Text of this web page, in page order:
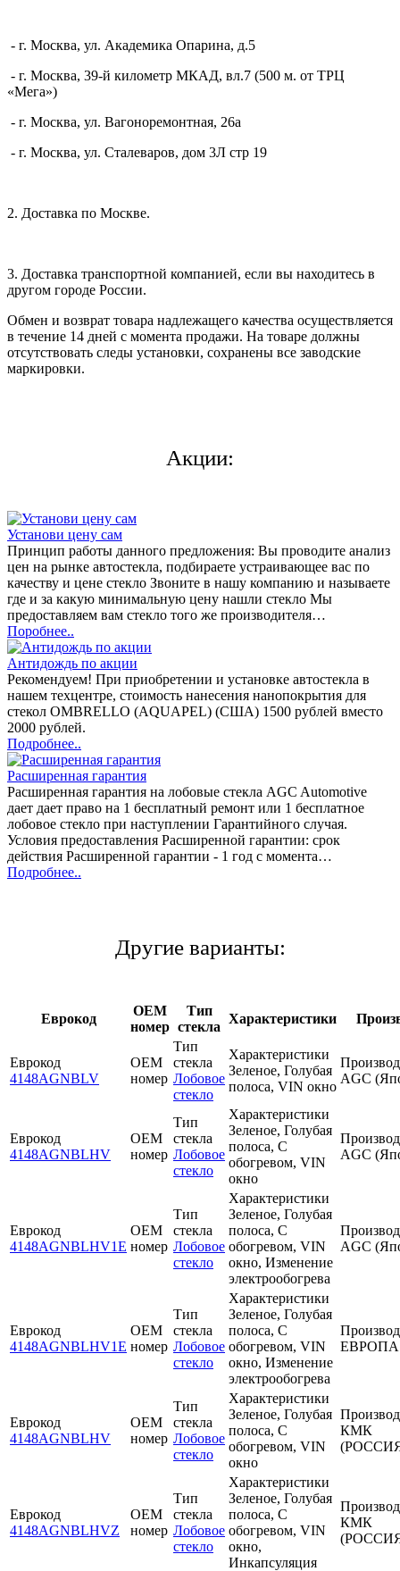
- г. Москва, ул. Академика Опарина, д.5
- г. Москва, 39-й километр МКАД, вл.7 (500 м. от ТРЦ
«Мега»)
- г. Москва, ул. Вагоноремонтная, 26а
- г. Москва, ул. Сталеваров, дом 3Л стр 19
2. Доставка по Москве.
3. Доставка транспортной компанией, если вы находитесь в
другом городе России.
Обмен и возврат товара надлежащего качества осуществляется
в течение 14 дней с момента продажи. На товаре должны
отсутствовать следы установки, сохранены все заводские
маркировки.
Акции:
Установи цену сам
Принцип работы данного предложения: Вы проводите анализ
цен на рынке автостекла, подбираете устраивающее вас по
качеству и цене стекло Звоните в нашу компанию и называете
где и за какую минимальную цену нашли стекло Мы
предоставляем вам стекло того же производителя…
Поробнее..
Антидождь по акции
Рекомендуем! При приобретении и установке автостекла в
нашем техцентре, стоимость нанесения нанопокрытия для
стекол OMBRELLO (AQUAPEL) (США) 1500 рублей вместо
2000 рублей.
Подробнее..
Расширенная гарантия
Расширенная гарантия на лобовые стекла AGC Automotive
дает дает право на 1 бесплатный ремонт или 1 бесплатное
лобовое стекло при наступлении Гарантийного случая.
Условия предоставления Расширенной гарантии: срок
действия Расширенной гарантии - 1 год с момента…
Подробнее..
Другие варианты:
Еврокод
OEM
номер
Тип
стекла
Характеристики
Еврокод
4148AGNBLV
OEM
номер
Тип
стекла
Лобовое
стекло
Характеристики
Зеленое, Голубая
полоса, VIN окно
AGC
Еврокод
4148AGNBLHV
OEM
номер
Тип
стекла
Лобовое
стекло
Характеристики
Зеленое, Голубая
полоса, С
обогревом, VIN
окно
AGC
Еврокод
4148AGNBLHV1E
OEM
номер
Тип
стекла
Лобовое
стекло
Характеристики
Зеленое, Голубая
полоса, С
обогревом, VIN
окно, Изменение
электрообогрева
AGC
Еврокод
4148AGNBLHV1E
OEM
номер
Тип
стекла
Лобовое
стекло
Характеристики
Зеленое, Голубая
полоса, С
обогревом, VIN
окно, Изменение
электрообогрева
ЕВРОПА
Еврокод
4148AGNBLHV
OEM
номер
Тип
стекла
Лобовое
стекло
Характеристики
Зеленое, Голубая
полоса, С
обогревом, VIN
окно
КМК
Еврокод
4148AGNBLHVZ
OEM
номер
Тип
стекла
Лобовое
стекло
Характеристики
Зеленое, Голубая
полоса, С
обогревом, VIN
окно,
Инкапсуляция
КМК